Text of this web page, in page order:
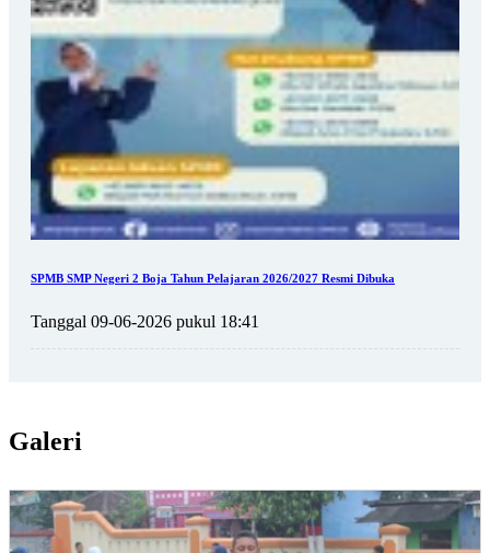
SPMB SMP Negeri 2 Boja Tahun Pelajaran 2026/2027 Resmi Dibuka
Tanggal 09-06-2026 pukul 18:41
Galeri